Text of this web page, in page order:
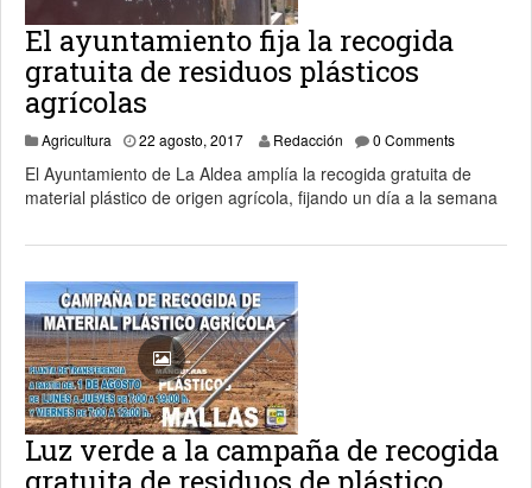
El ayuntamiento fija la recogida
gratuita de residuos plásticos
agrícolas
Agricultura 22 agosto, 201730 agosto, 2017
Redacción 0 Comments
El Ayuntamiento de La Aldea amplía la recogida gratuita de
material plástico de origen agrícola, fijando un día a la semana
Luz verde a la campaña de recogida